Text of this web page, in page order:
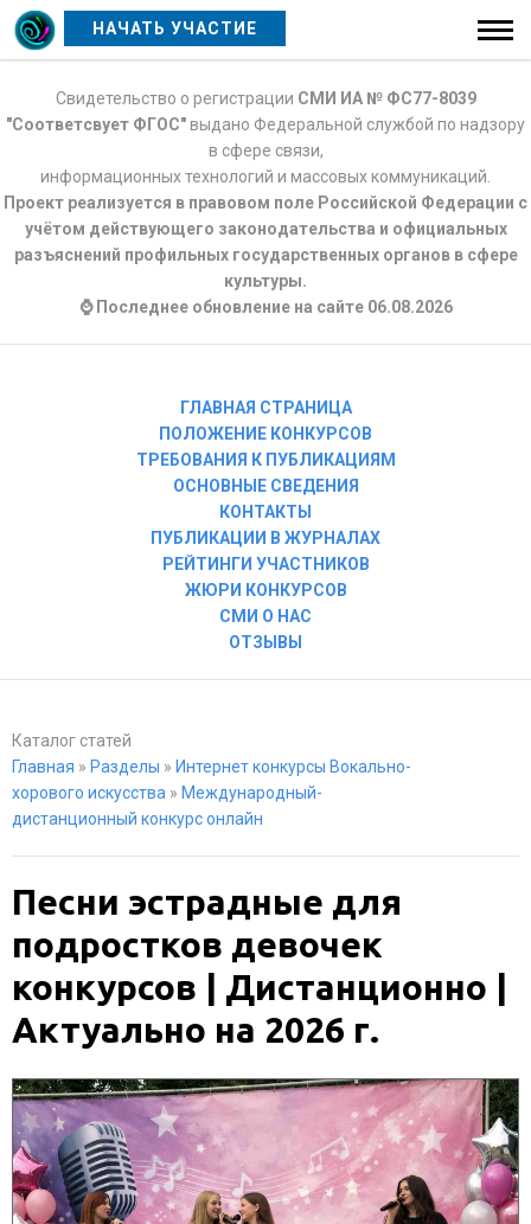
НАЧАТЬ УЧАСТИЕ
Свидетельство о регистрации СМИ ИА № ФС77-8039
"Соответсвует ФГОС"выдано Федеральной службой по надзору
в сфере связи,
информационных технологий и массовых коммуникаций.
Проект реализуется в правовом поле Российской Федерации с
учётом действующего законодательства и официальных
разъяснений профильных государственных органов в сфере
культуры.
⌚ Последнее обновление на сайте 06.08.2026
ГЛАВНАЯ СТРАНИЦА
ПОЛОЖЕНИЕ КОНКУРСОВ
ТРЕБОВАНИЯ К ПУБЛИКАЦИЯМ
ОСНОВНЫЕ СВЕДЕНИЯ
КОНТАКТЫ
ПУБЛИКАЦИИ В ЖУРНАЛАХ
РЕЙТИНГИ УЧАСТНИКОВ
ЖЮРИ КОНКУРСОВ
СМИ О НАС
ОТЗЫВЫ
Каталог статей
Главная » Разделы » Интернет конкурсы Вокально-
хорового искусства » Международный-
дистанционный конкурс онлайн
Песни эстрадные для
подростков девочек
конкурсов | Дистанционно |
Актуально на 2026 г.